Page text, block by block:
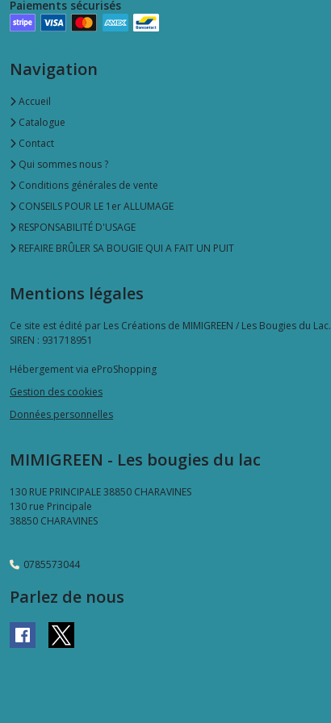
Paiements sécurisés
Navigation
Accueil
Catalogue
Contact
Qui sommes nous ?
Conditions générales de vente
CONSEILS POUR LE 1er ALLUMAGE
RESPONSABILITÉ D'USAGE
REFAIRE BRÛLER SA BOUGIE QUI A FAIT UN PUIT
Mentions légales
Ce site est édité par Les Créations de MIMIGREEN / Les Bougies du Lac.
SIREN : 931718951
Hébergement via eProShopping
Gestion des cookies
Données personnelles
MIMIGREEN - Les bougies du lac
130 RUE PRINCIPALE 38850 CHARAVINES
130 rue Principale
38850 CHARAVINES
0785573044
Parlez de nous